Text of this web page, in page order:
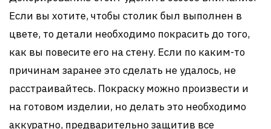
Если вы хотите, чтобы столик был выполнен в
цвете, то детали необходимо покрасить до того,
как вы повесите его на стену. Если по каким-то
причинам заранее это сделать не удалось, не
расстраивайтесь. Покраску можно произвести и
на готовом изделии, но делать это необходимо
аккуратно, предварительно защитив все